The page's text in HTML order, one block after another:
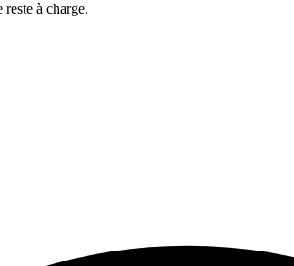
à charge.